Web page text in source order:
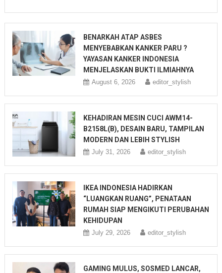
BENARKAH ATAP ASBES
MENYEBABKAN KANKER PARU ?
YAYASAN KANKER INDONESIA
MENJELASKAN BUKTI ILMIAHNYA
August 6, 2026 editor_stylish
KEHADIRAN MESIN CUCI AWM14-
B2158L(B), DESAIN BARU, TAMPILAN
MODERN DAN LEBIH STYLISH
July 31, 2026 editor_stylish
IKEA INDONESIA HADIRKAN
“LUANGKAN RUANG”, PENATAAN
RUMAH SIAP MENGIKUTI PERUBAHAN
KEHIDUPAN
July 29, 2026 editor_stylish
GAMING MULUS, SOSMED LANCAR,